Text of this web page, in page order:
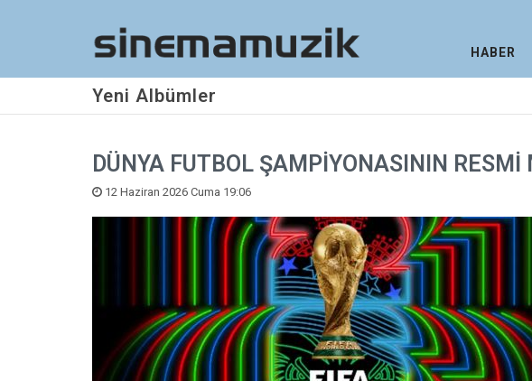
HABER
Yeni Albümler
DÜNYA FUTBOL ŞAMPİYONASININ
12 Haziran 2026 Cuma 19:06